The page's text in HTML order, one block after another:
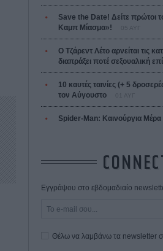
Save the Date! Δείτε πρώτοι
Καμπ Μίασμα»!
Ο Τζάρεντ Λέτο αρνείται τις
διαπράξει ποτέ σεξουαλική
10 καυτές ταινίες (+ 5
τον Αύγουστο
Spider-Man: Καινούργια Μέρα
Εγγράψου στο εβδομαδιαίο
Θέλω να λαμβάνω τα newsletter